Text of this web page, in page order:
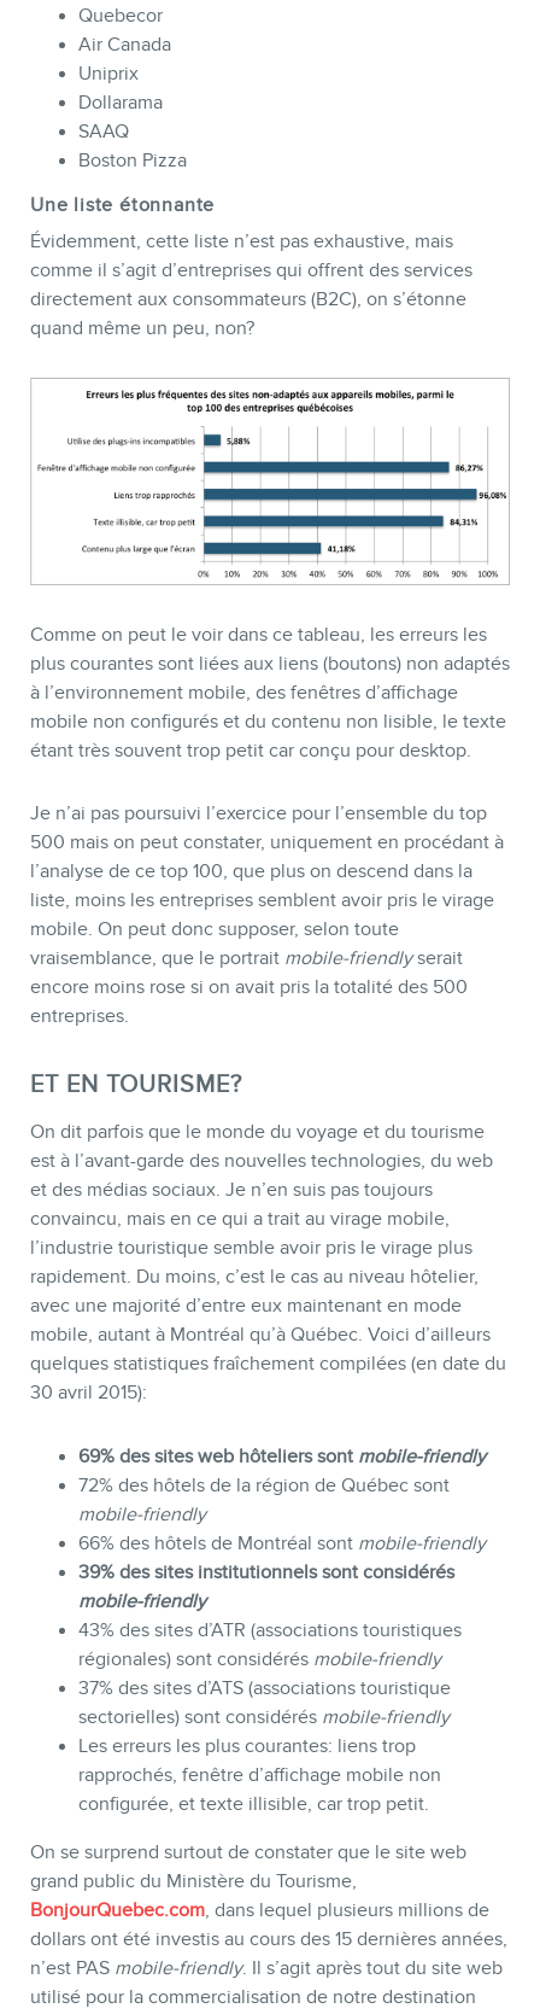
Quebecor
Air Canada
Uniprix
Dollarama
SAAQ
Boston Pizza
Une liste étonnante
Évidemment, cette liste n’est pas exhaustive, mais
comme il s’agit d’entreprises qui offrent des services
directement aux consommateurs (B2C), on s’étonne
quand même un peu, non?
Comme on peut le voir dans ce tableau, les erreurs les
plus courantes sont liées aux liens (boutons) non adaptés
à l’environnement mobile, des fenêtres d’affichage
mobile non configurés et du contenu non lisible, le texte
étant très souvent trop petit car conçu pour desktop.
Je n’ai pas poursuivi l’exercice pour l’ensemble du top
500 mais on peut constater, uniquement en procédant à
l’analyse de ce top 100, que plus on descend dans la
liste, moins les entreprises semblent avoir pris le virage
mobile. On peut donc supposer, selon toute
vraisemblance, que le portrait mobile-friendlyserait
encore moins rose si on avait pris la totalité des 500
entreprises.
ET EN TOURISME?
On dit parfois que le monde du voyage et du tourisme
est à l’avant-garde des nouvelles technologies, du web
et des médias sociaux. Je n’en suis pas toujours
convaincu, mais en ce qui a trait au virage mobile,
l’industrie touristique semble avoir pris le virage plus
rapidement. Du moins, c’est le cas au niveau hôtelier,
avec une majorité d’entre eux maintenant en mode
mobile, autant à Montréal qu’à Québec. Voici d’ailleurs
quelques statistiques fraîchement compilées (en date du
30 avril 2015):
69% des sites web hôteliers sont mobile-friendly
72% des hôtels de la région de Québec sont
mobile-friendly
66% des hôtels de Montréal sont mobile-friendly
39% des sites institutionnels sont considérés
mobile-friendly
43% des sites d’ATR (associations touristiques
régionales) sont considérés mobile-friendly
37% des sites d’ATS (associations touristique
sectorielles) sont considérés mobile-friendly
Les erreurs les plus courantes: liens trop
rapprochés, fenêtre d’affichage mobile non
configurée, et texte illisible, car trop petit.
On se surprend surtout de constater que le site web
grand public du Ministère du Tourisme,
BonjourQuebec.com, dans lequel plusieurs millions de
dollars ont été investis au cours des 15 dernières années,
n’est PAS mobile-friendly. Il s’agit après tout du site web
utilisé pour la commercialisation de notre destination